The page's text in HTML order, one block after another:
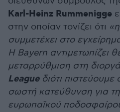
Karl-Heinz Rummenigge
στην οποίαν τονίζει ότι «η
συμμετέχει στο
Η Bayern αντιμετωπίζει
μεταρρύθμιση στη
Leagueδιότι πιστεύουμε
σωστή κατεύθυνση για
ευρωπαϊκού